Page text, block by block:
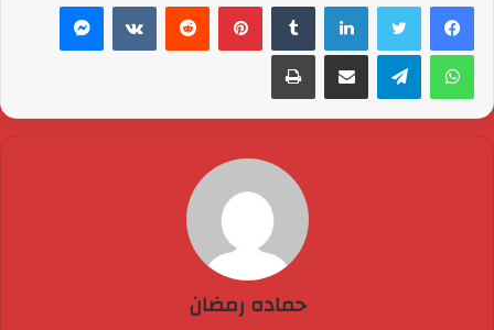
لينكدإن بينتيريست ماسنجر
واتساب تيلقرام مشاركة عبر البريد طباعة
حماده رمضان